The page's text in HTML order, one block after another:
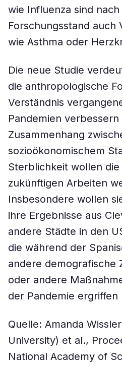
wie Influenza sind
Forschungsstand auch
wie Asthma oder
Die neue Studie
die anthropologische
Verständnis
Pandemien verbessern
Zusammenhang
sozioökonomischem
Sterblichkeit wollen
zukünftigen Arbeiten
Insbesondere wollen
ihre Ergebnisse aus
andere Städte in den
die während der
andere demografische
oder andere
der Pandemie ergriffen
Quelle: Amanda
University) et al.,
National Academy of